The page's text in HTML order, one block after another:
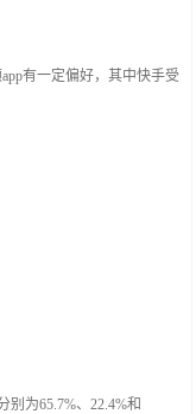
有一定偏好，其中快手受
为65.7%、22.4%和